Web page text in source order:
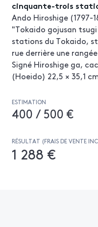
cinquante-trois
Ando Hiroshige (1797-
"Tokaido gojusan
stations du Tokaido,
rue derrière une
Signé Hiroshige ga,
(Hoeido) 22,5 × 35,1
ESTIMATION
400 / 500 €
RÉSULTAT (FRAIS DE VENTE
1 288 €